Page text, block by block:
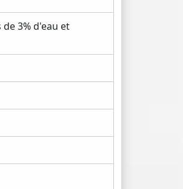
de 3% d'eau et